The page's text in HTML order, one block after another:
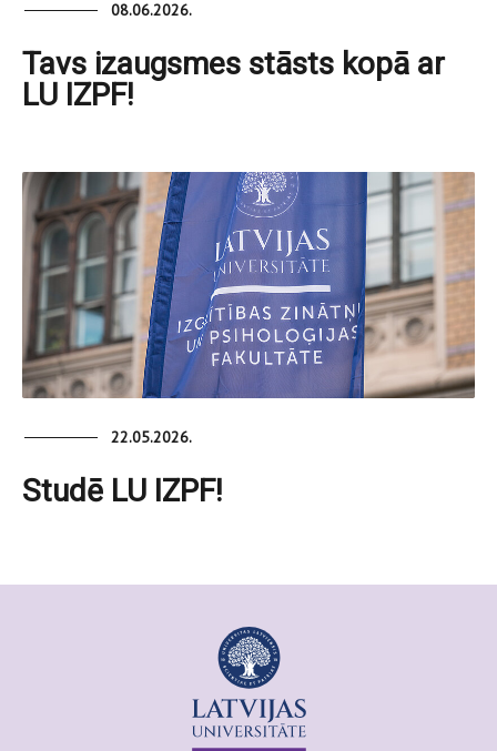
08.06.2026.
Tavs izaugsmes stāsts kopā ar
LU IZPF!
22.05.2026.
Studē LU IZPF!